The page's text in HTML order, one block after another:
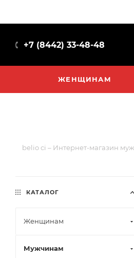
+7 (8442) 33-48-48
ЖЕНЩИНАМ
belio ci – Интернет-магазин
КАТАЛОГ
Женщинам
Мужчинам